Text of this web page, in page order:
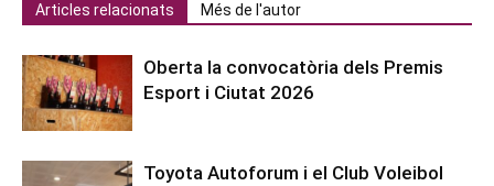
Articles relacionats Més de l'autor
Oberta la convocatòria dels Premis
Esport i Ciutat 2026
Toyota Autoforum i el Club Voleibol